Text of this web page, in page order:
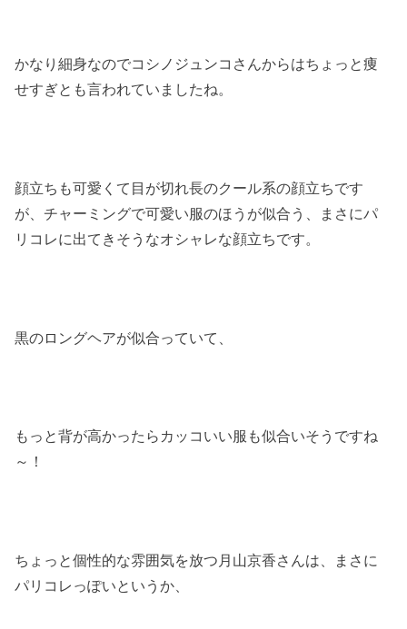
かなり細身なのでコシノジュンコさんからはちょっと痩
せすぎとも言われていましたね。
顔立ちも可愛くて目が切れ長のクール系の顔立ちです
が、チャーミングで可愛い服のほうが似合う、まさにパ
リコレに出てきそうなオシャレな顔立ちです。
黒のロングヘアが似合っていて、
もっと背が高かったらカッコいい服も似合いそうですね
～！
ちょっと個性的な雰囲気を放つ月山京香さんは、まさに
パリコレっぽいというか、